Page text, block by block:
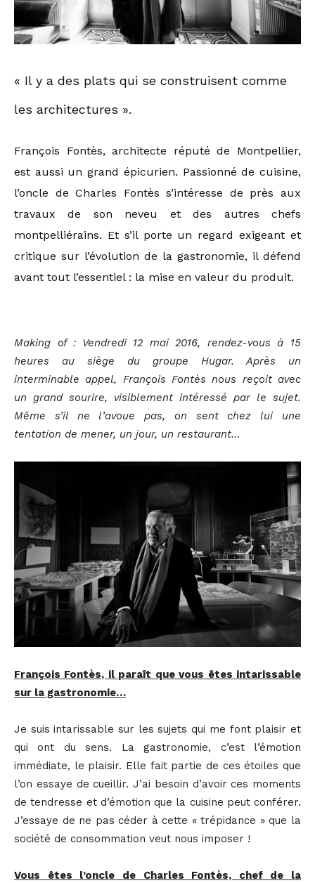
« Il y a des plats qui se construisent comme
les architectures ».
François Fontès, architecte réputé de Montpellier,
est aussi un grand épicurien. Passionné de cuisine,
l’oncle de Charles Fontès s’intéresse de près aux
travaux de son neveu et des autres chefs
montpelliérains. Et s’il porte un regard exigeant et
critique sur l’évolution de la gastronomie, il défend
avant tout l’essentiel : la mise en valeur du produit.
Making of : Vendredi 12 mai 2016, rendez-vous à 15
heures au siège du groupe Hugar. Après un
interminable appel, François Fontès nous reçoit avec
un grand sourire, visiblement intéressé par le sujet.
Même s’il ne l’avoue pas, on sent chez lui une
tentation de mener, un jour, un restaurant…
François Fontès, il paraît que vous êtes intarissable
sur la gastronomie…
Je suis intarissable sur les sujets qui me font plaisir et
qui ont du sens. La gastronomie, c’est l’émotion
immédiate, le plaisir. Elle fait partie de ces étoiles que
l’on essaye de cueillir. J’ai besoin d’avoir ces moments
de tendresse et d’émotion que la cuisine peut conférer.
J’essaye de ne pas céder à cette « trépidance » que la
société de consommation veut nous imposer !
Vous êtes l’oncle de Charles Fontès, chef de la